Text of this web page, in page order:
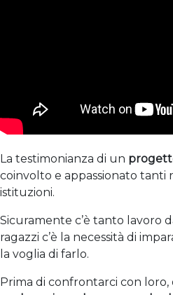
La testimonianza di un
coinvolto e appassionato tanti
istituzioni.
Sicuramente c’è tanto lavoro
ragazzi c’è la necessità di
la voglia di farlo.
Prima di confrontarci con